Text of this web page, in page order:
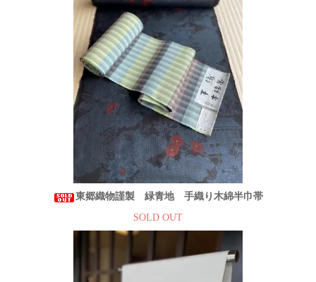
東郷織物謹製 緑青地 手織り木綿半巾帯
SOLD OUT